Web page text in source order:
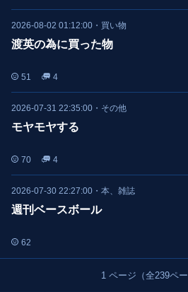
2026-08-02 01:12:00 ・ 買い物
渡英の為に買った物
51 4
2026-07-31 22:35:00 ・ その他
モヤモヤする
70 4
2026-07-30 22:27:00 ・ 本、雑誌
週刊ベースボール
62
1 ページ（全239ペー